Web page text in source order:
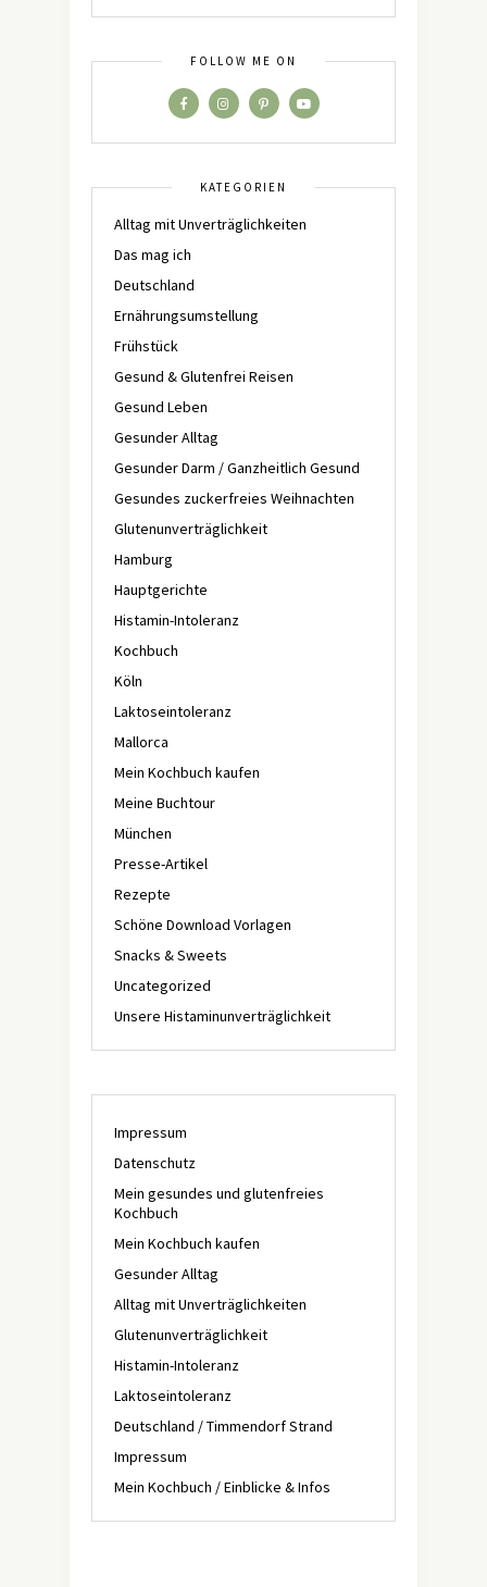
FOLLOW ME ON
KATEGORIEN
Alltag mit Unverträglichkeiten
Das mag ich
Deutschland
Ernährungsumstellung
Frühstück
Gesund & Glutenfrei Reisen
Gesund Leben
Gesunder Alltag
Gesunder Darm / Ganzheitlich Gesund
Gesundes zuckerfreies Weihnachten
Glutenunverträglichkeit
Hamburg
Hauptgerichte
Histamin-Intoleranz
Kochbuch
Köln
Laktoseintoleranz
Mallorca
Mein Kochbuch kaufen
Meine Buchtour
München
Presse-Artikel
Rezepte
Schöne Download Vorlagen
Snacks & Sweets
Uncategorized
Unsere Histaminunverträglichkeit
Impressum
Datenschutz
Mein gesundes und glutenfreies
Kochbuch
Mein Kochbuch kaufen
Gesunder Alltag
Alltag mit Unverträglichkeiten
Glutenunverträglichkeit
Histamin-Intoleranz
Laktoseintoleranz
Deutschland / Timmendorf Strand
Impressum
Mein Kochbuch / Einblicke & Infos